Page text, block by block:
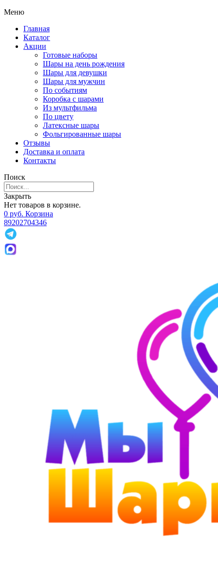
Меню
Главная
Каталог
Акции
Готовые наборы
Шары на день рождения
Шары для девушки
Шары для мужчин
По событиям
Коробка с шарами
Из мультфильма
По цвету
Латексные шары
Фольгированные шары
Отзывы
Доставка и оплата
Контакты
Поиск
Закрыть
Нет товаров в корзине.
0 руб. Корзина
89202704346